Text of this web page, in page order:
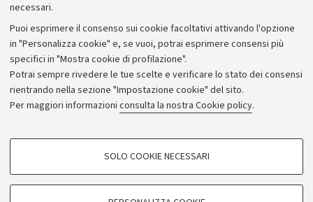
necessari.
Puoi esprimere il consenso sui cookie facoltativi attivando l'opzione
in "Personalizza cookie" e, se vuoi, potrai esprimere consensi più
specifici in "Mostra cookie di profilazione".
Potrai sempre rivedere le tue scelte e verificare lo stato dei consensi
rientrando nella sezione "Impostazione cookie" del sito.
Per maggiori informazioni consulta la nostra Cookie policy.
COOKIE DI PROFILAZIONE - FACOLTATIVI
SOLO COOKIE NECESSARI
Archivio
Comunicati stampa
Redazione
Rassegna stampa